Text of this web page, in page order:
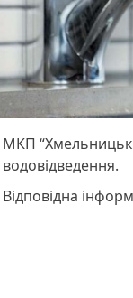
МКП
водовідведення.
Відповідна